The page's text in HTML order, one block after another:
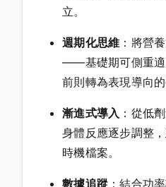
立。
週期化思維 ：將營
——基礎期可側重適
前則轉為表現導向的
漸進式導入 ：從低
身體反應逐步調整
時機檔案。
數據追蹤 ：結合功